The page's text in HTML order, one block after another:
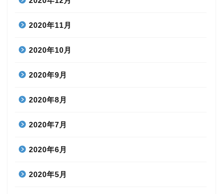
2020年11月
2020年10月
2020年9月
2020年8月
2020年7月
2020年6月
2020年5月